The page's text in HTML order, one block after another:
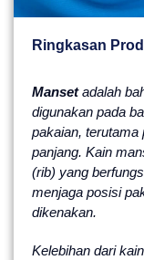
Ringkasan
Mansetadalah
digunakan pada
pakaian, terutama
panjang. Kain
(rib) yang
menjaga posisi
dikenakan.
Kelebihan dari